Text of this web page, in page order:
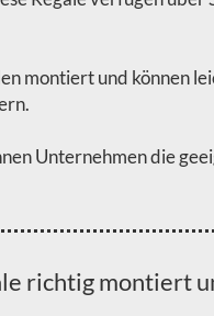
montiert und können
Unternehmen die
richtig montiert